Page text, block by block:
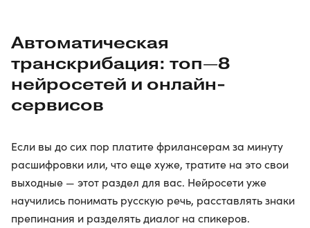
Автоматическая
транскрибация: топ—8
нейросетей и онлайн-
сервисов
Если вы до сих пор платите фрилансерам за минуту
расшифровки или, что еще хуже, тратите на это свои
выходные — этот раздел для вас. Нейросети уже
научились понимать русскую речь, расставлять знаки
препинания и разделять диалог на спикеров.